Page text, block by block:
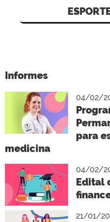
Informes
04/02/
para
medicina
04/02/
Edital
21/01/